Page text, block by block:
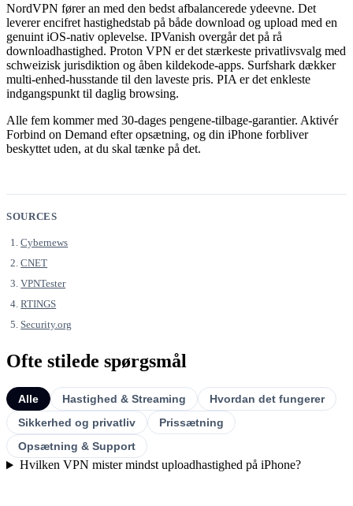
NordVPN fører an med den bedst afbalancerede ydeevne. Det
leverer encifret hastighedstab på både download og upload med en
genuint iOS-nativ oplevelse. IPVanish overgår det på rå
downloadhastighed. Proton VPN er det stærkeste privatlivsvalg med
schweizisk jurisdiktion og åben kildekode-apps. Surfshark dækker
multi-enhed-husstande til den laveste pris. PIA er det enkleste
indgangspunkt til daglig browsing.
Alle fem kommer med 30-dages pengene-tilbage-garantier. Aktivér
Forbind on Demand efter opsætning, og din iPhone forbliver
beskyttet uden, at du skal tænke på det.
SOURCES
Cybernews
CNET
VPNTester
RTINGS
Security.org
Ofte stilede spørgsmål
Alle Hastighed & Streaming
Hvordan det fungerer
Sikkerhed og privatliv
Prissætning
Opsætning & Support
Hvilken VPN mister mindst uploadhastighed på iPhone?